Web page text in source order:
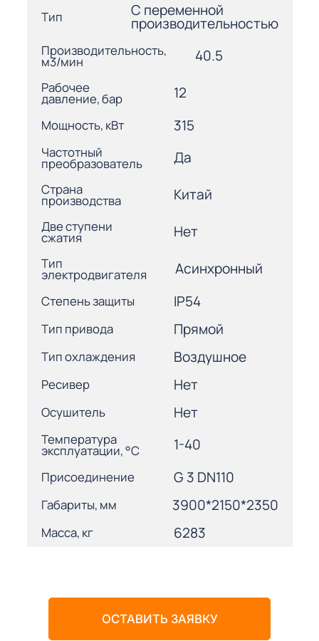
Тип С переменной
производительностью
Производительность,
м3/мин 40.5
Рабочее
давление, бар 12
Мощность, кВт 315
Частотный
преобразователь Да
Страна
производства Китай
Две ступени
сжатия Нет
Тип
электродвигателя Асинхронный
Степень защиты IP54
Тип привода Прямой
Тип охлаждения Воздушное
Ресивер Нет
Осушитель Нет
Температура
эксплуатации, °С 1-40
Присоединение G 3 DN110
Габариты, мм 3900*2150*2350
Масса, кг 6283
ОСТАВИТЬ ЗАЯВКУ